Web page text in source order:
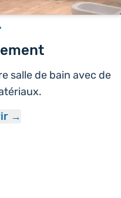
salle de bain avec de